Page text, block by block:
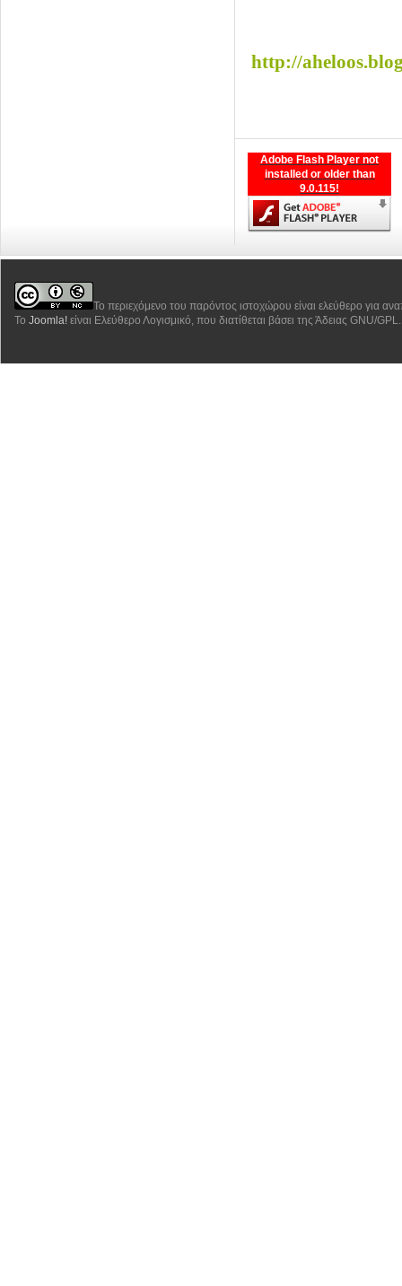
http://
Adobe Flash Player not
installed or older than
9.0.115!
Το περιεχόμενο του παρόντος ιστοχώρου είναι ελεύθερο για
Το Joomla! είναι Ελεύθερο Λογισμικό, που διατίθεται βάσει της Άδειας GNU/